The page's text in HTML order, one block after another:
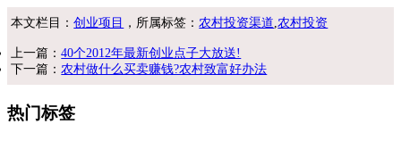
本文栏目：创业项目 ，所属标签： 农村投资渠道 农村投资
上一篇：40个2012年最新创业点子大放送!
下一篇： 农村做什么买卖赚钱?农村致富好办法
热门标签